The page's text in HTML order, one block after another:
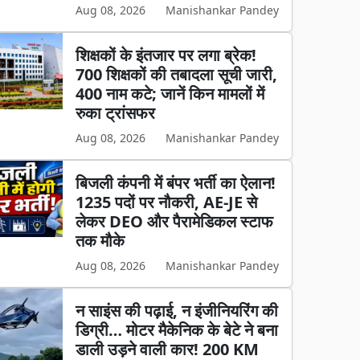
Aug 08, 2026 Manishankar Pandey
शिक्षकों के इंतजार पर लगा ब्रेक!
700 शिक्षकों की तबादला सूची जारी,
400 नाम कटे; जानें किन मामलों में
रुका ट्रांसफर
Aug 08, 2026 Manishankar Pandey
बिजली कंपनी में बंपर भर्ती का ऐलान!
1235 पदों पर नौकरी, AE-JE से
लेकर DEO और पैरामेडिकल स्टाफ
तक मौके
Aug 08, 2026 Manishankar Pandey
न साइंस की पढ़ाई, न इंजीनियरिंग की
डिग्री… मोटर मैकेनिक के बेटे ने बना
डाली उड़ने वाली कार! 200 KM